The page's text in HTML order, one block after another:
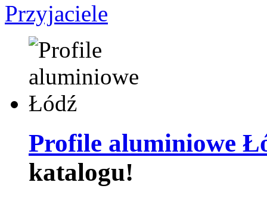
Przyjaciele
Profile aluminiowe
katalogu!